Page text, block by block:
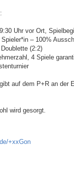
Uhr vor Ort,
– 100%
(2:2)
4 Spiele
auf dem P+R an der
wird gesorgt.
+xxGon